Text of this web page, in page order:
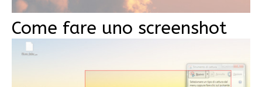
Come fare uno screenshot